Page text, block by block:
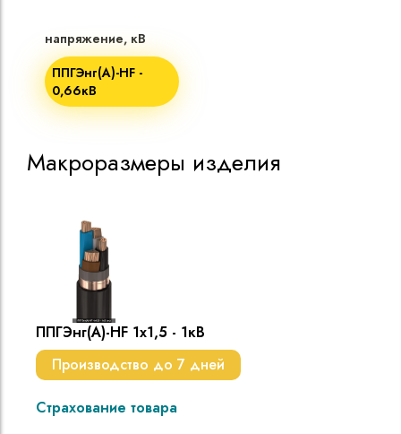
напряжение, кВ
ППГЭнг(A)-HF -
0,66кВ
Макроразмеры изделия
ППГЭнг(A)-HF 1х1,5 - 1кВ
Производство до 7 дней
Страхование товара